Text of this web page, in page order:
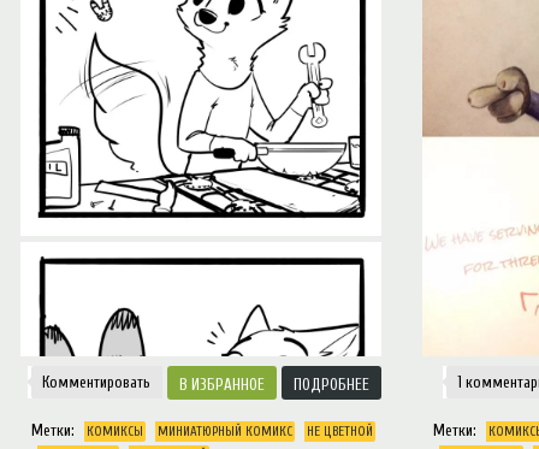
Комментировать ИЗБРАННОЕ ПОДРОБНЕЕ
Метки: КОМИКСЫ МИНИАТЮРНЫЙ КОМИКС
НЕ ЦВЕТНОЙ
Ник:
1
Метки: